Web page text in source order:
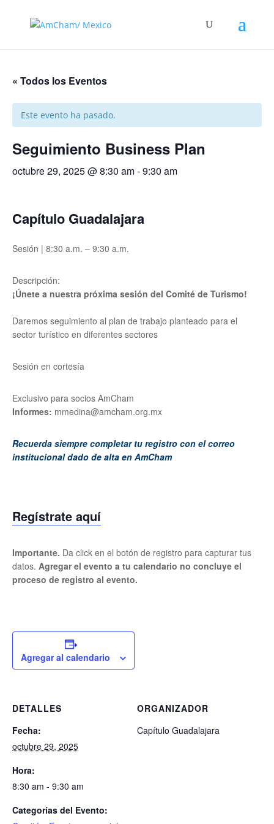
« Todos los Eventos
Este evento ha pasado.
Seguimiento Business Plan
octubre 29, 2025 @ 8:30 am-9:30 am
Capítulo Guadalajara
Sesión | 8:30 a.m. – 9:30 a.m.
Descripción:
¡Únete a nuestra próxima sesión del Comité de Turismo!
Daremos seguimiento al plan de trabajo planteado para el
sector turístico en diferentes sectores
Sesión en cortesía
Exclusivo para socios AmCham
Informes: mmedina@amcham.org.mx
Recuerda siempre completar tu registro con el correo
institucional dado de alta en AmCham
Regístrate aquí
Importante. Da click en el botón de registro para capturar tus
datos. Agregar el evento a tu calendario no concluye el
proceso de registro al evento.
Agregar al calendario
DETALLES
Fecha:
octubre 29, 2025
Hora:
8:30 am - 9:30 am
Categorías del Evento:
ORGANIZADOR
Capítulo Guadalajara